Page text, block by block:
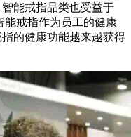
能戒指品类也受益于
能戒指作为员工的健康
的健康功能越来越获得